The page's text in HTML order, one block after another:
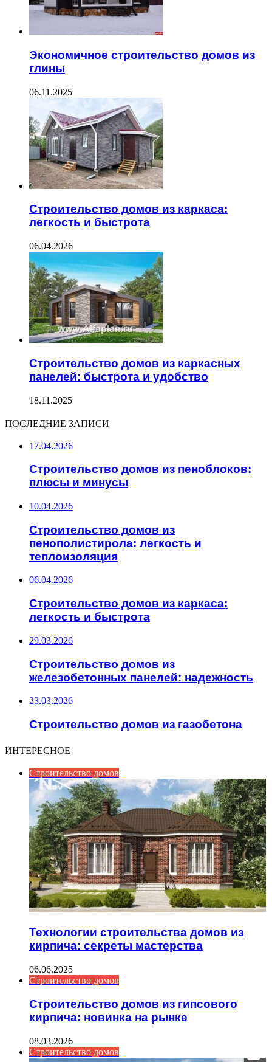
Экономичное строительство домов из
глины
06.11.2025
Строительство домов из каркаса:
легкость и быстрота
06.04.2026
Строительство домов из каркасных
панелей: быстрота и удобство
18.11.2025
ПОСЛЕДНИЕ ЗАПИСИ
17.04.2026
Строительство домов из пеноблоков:
плюсы и минусы
10.04.2026
Строительство домов из
пенополистирола: легкость и
теплоизоляция
06.04.2026
Строительство домов из каркаса:
легкость и быстрота
29.03.2026
Строительство домов из
железобетонных панелей: надежность
23.03.2026
Строительство домов из газобетона
ИНТЕРЕСНОЕ
Строительство домов
Технологии строительства домов из
кирпича: секреты мастерства
06.06.2025
Строительство домов
Строительство домов из гипсового
кирпича: новинка на рынке
08.03.2026
Строительство домов